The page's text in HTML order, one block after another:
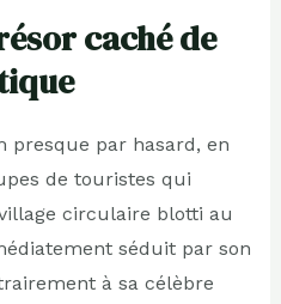
caché de
presque par hasard, en
de touristes qui
circulaire blotti au
séduit par son
à sa célèbre